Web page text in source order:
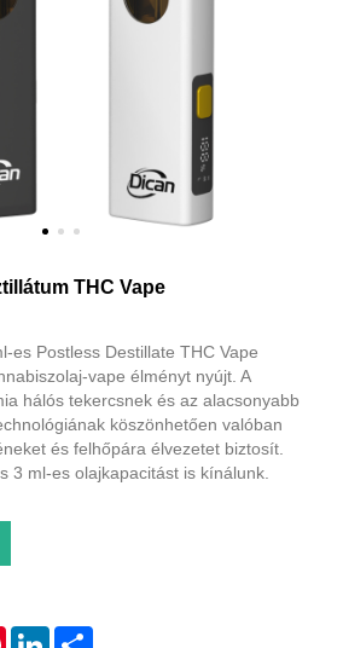
THC Vape
es Postless Destillate THC Vape
vape élményt nyújt. A
hálós tekercsnek és az alacsonyabb
köszönhetően valóban
és felhőpára élvezetet biztosít.
3 ml-es olajkapacitást is kínálunk.
PinterestLinkedIn